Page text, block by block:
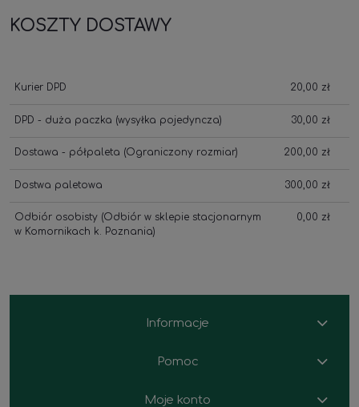
KOSZTY DOSTAWY
Kurier DPD 20,00 zł
DPD - duża paczka (wysyłka pojedyncza) 30,00 zł
Dostawa - półpaleta (Ograniczony rozmiar) 200,00 zł
Dostwa paletowa 300,00 zł
Odbiór osobisty (Odbiór w sklepie stacjonarnym
w Komornikach k. Poznania)
0,00 zł
Informacje
Pomoc
Moje konto